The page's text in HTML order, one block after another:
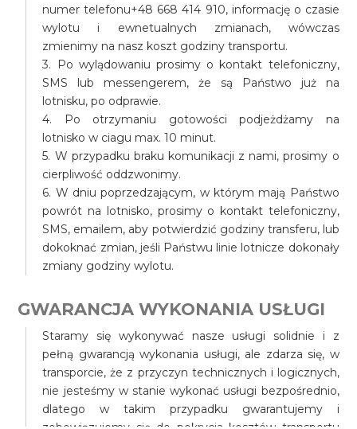
numer telefonu+48 668 414 910, informację o czasie
wylotu i ewnetualnych zmianach, wówczas
zmienimy na nasz koszt godziny transportu.
3. Po wylądowaniu prosimy o kontakt telefoniczny,
SMS lub messengerem, że są Państwo już na
lotnisku, po odprawie.
4. Po otrzymaniu gotowości podjeżdżamy na
lotnisko w ciagu max. 10 minut.
5. W przypadku braku komunikacji z nami, prosimy o
cierpliwość oddzwonimy.
6. W dniu poprzedzającym, w którym mają Państwo
powrót na lotnisko, prosimy o kontakt telefoniczny,
SMS, emailem, aby potwierdzić godziny transferu, lub
dokoknać zmian, jeśli Państwu linie lotnicze dokonały
zmiany godziny wylotu.
GWARANCJA WYKONANIA USŁUGI
Staramy się wykonywać nasze usługi solidnie i z
pełną gwarancją wykonania usługi, ale zdarza się, w
transporcie, że z przyczyn technicznych i logicznych,
nie jesteśmy w stanie wykonać usługi bezpośrednio,
dlatego w takim przypadku gwarantujemy i